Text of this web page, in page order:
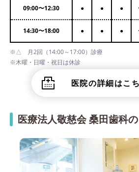
09:00〜12:30 ● ● ●
14:30〜18:00 ● ● ●
※△ 月2回（14:00～17:00）診療
※木曜・日曜・祝日は休診
医院の詳細はこ
医療法人敬慈会 桑田歯科